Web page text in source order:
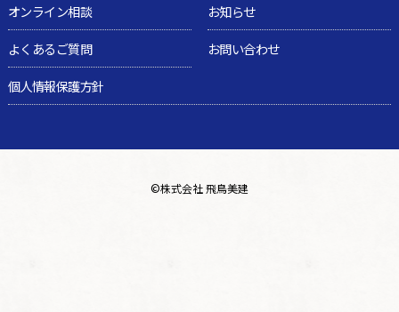
オンライン相談
お知らせ
よくあるご質問
お問い合わせ
個人情報保護方針
©株式会社 飛鳥美建